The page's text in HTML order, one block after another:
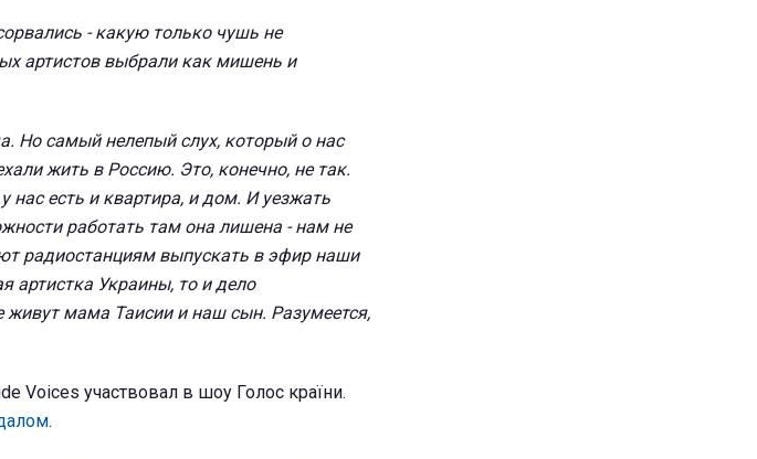
- какую только чушь не
артистов выбрали как мишень и
Но самый нелепый слух, который о нас
жить в Россию. Это, конечно, не так.
нас есть и квартира, и дом. И уезжать
работать там она лишена - нам не
радиостанциям выпускать в эфир наши
артистка Украины, то и дело
живут мама Таисии и наш сын. Разумеется,
Voices участвовал в шоу Голос країни.
.